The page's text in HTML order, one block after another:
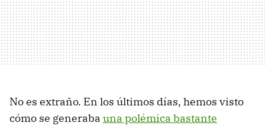
No es extraño. En los últimos días, hemos visto
cómo se generaba una polémica bastante